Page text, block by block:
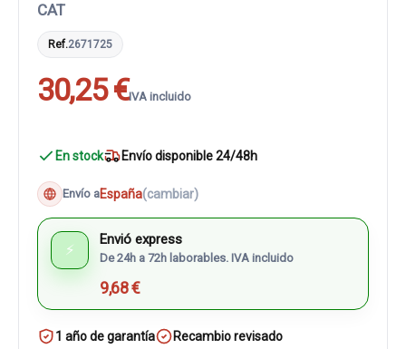
CAT
Ref.2671725
30,25 €IVA incluido
En stock Envío disponible 24/48h
Envío aEspaña(cambiar)
⚡
Envió express
De 24h a 72h laborables. IVA incluido
9,68 €
1 año de garantía
Recambio revisado